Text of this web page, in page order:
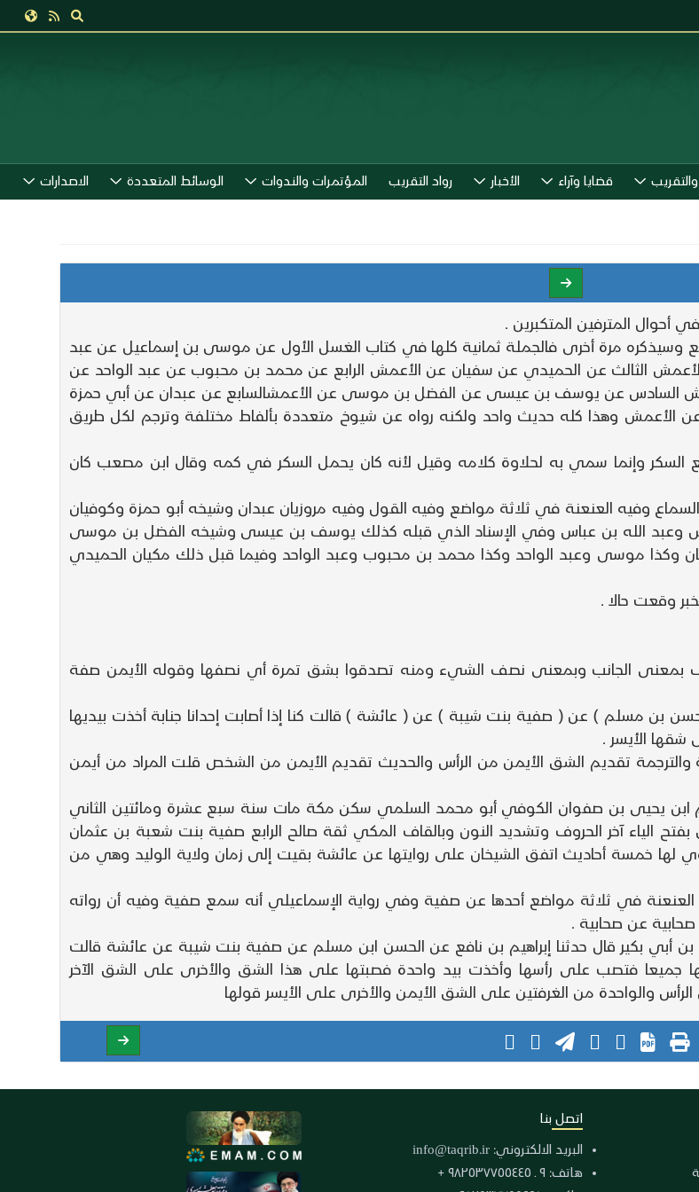
قضايا وآراء الأخبار رواد التقريب المؤتمرات والندوات الوسائط المتعددة الاصدارات
أحوال المترفين المتكبرين .
وسيذكره مرة أخرى فالجملة ثمانية كلها في كتاب الغسل الأول عن موسى بن إسماعيل عن عبد
الثالث عن الحميدي عن سفيان عن الأعمش الرابع عن محمد بن محبوب عن عبد الواحد عن
السادس عن يوسف بن عيسى عن الفضل بن موسى عن الأعمشالسابع عن عبدان عن أبي حمزة
الأعمش وهذا كله حديث واحد ولكنه رواه عن شيوخ متعددة بألفاط مختلفة وترجم لكل طريق
وإنما سمي به لحلاوة كلامه وقيل لأنه كان يحمل السكر في كمه وقال ابن مصعب كان
وفيه العنعنة في ثلاثة مواضع وفيه القول وفيه مروزيان عبدان وشيخه أبو حمزة وكوفيان
وعبد الله بن عباس وفي الإسناد الذي قبله كذلك يوسف بن عيسى وشيخه الفضل بن موسى
وكذا موسى وعبد الواحد وكذا محمد بن محبوب وعبد الواحد وفيما قبل ذلك مكيان الحميدي
وقعت حالا .
بمعنى الجانب وبمعنى نصف الشيء ومنه تصدقوا بشق تمرة أي نصفها وقوله الأيمن صفة
الحسن بن مسلم ) عن ( صفية بنت شيبة ) عن ( عائشة ) قالت كنا إذا أصابت إحدانا جنابة أخذت بيديها
الأيسر .
تقديم الشق الأيمن من الرأس والحديث تقديم الأيمن من الشخص قلت المراد من أيمن
ابن يحيى بن صفوان الكوفي أبو محمد السلمي سكن مكة مات سنة سبع عشرة ومائتين الثاني
الياء آخر الحروف وتشديد النون وبالقاف المكي ثقة صالح الرابع صفية بنت شعبة بن عثمان
لها خمسة أحاديث اتفق الشيخان على روايتها عن عائشة بقيت إلى زمان ولاية الوليد وهي من
في ثلاثة مواضع أحدها عن صفية وفي رواية الإسماعيلي أنه سمع صفية وفيه أن رواته
عن صحابية .
بن أبي بكير قال حدثنا إبراهيم بن نافع عن الحسن ابن مسلم عن صفية بنت شيبة عن عائشة قالت
جميعا فتصب على رأسها وأخذت بيد واحدة فصبتها على هذا الشق والأخرى على الشق الآخر
والواحدة من الغرفتين على الشق الأيمن والأخرى على الأيسر قولها
اتصل بنا
البريد الالكتروني: info@taqrib.ir
هاتف: ٩ ـ ٩٨٢٥٣٧٧٥٥٤٤٥ +